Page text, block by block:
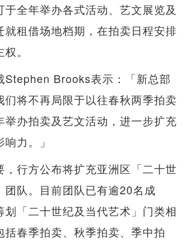
于全年举办各式活动、艺文展览及
就租借场地档期，在拍卖日程安排
。
Stephen Brooks表示：「新总部
们将不再局限于以往春秋两季拍卖
举办拍卖及艺文活动，进一步扩充
力。」
，行方公布将扩充亚洲区「二十世
团队。目前团队已有逾20名成
划「二十世纪及当代艺术」门类相
括春季拍卖、秋季拍卖、季中拍